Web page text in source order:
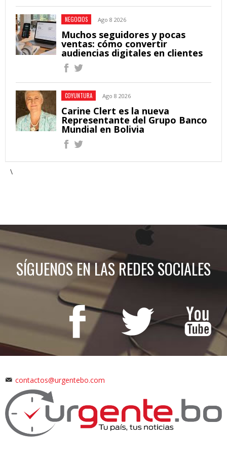
NEGOCIOS Ago 8 2026
Muchos seguidores y pocas
ventas: cómo convertir
audiencias digitales en clientes
COYUNTURA Ago 8 2026
Carine Clert es la nueva
Representante del Grupo Banco
Mundial en Bolivia
\
SÍGUENOS EN LAS REDES SOCIALES
contactos@urgentebo.com